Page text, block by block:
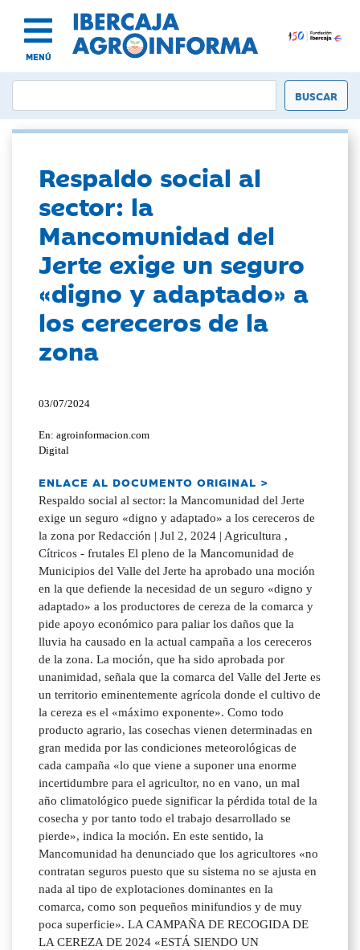
MENÚ
Respaldo social al
sector: la
Mancomunidad del
Jerte exige un seguro
«digno y adaptado» a
los cereceros de la
zona
03/07/2024
En: agroinformacion.com
Digital
ENLACE AL DOCUMENTO ORIGINAL >
Respaldo social al sector: la Mancomunidad del Jerte
exige un seguro «digno y adaptado» a los cereceros de
la zona por Redacción | Jul 2, 2024 | Agricultura ,
Cítricos - frutales El pleno de la Mancomunidad de
Municipios del Valle del Jerte ha aprobado una moción
en la que defiende la necesidad de un seguro «digno y
adaptado» a los productores de cereza de la comarca y
pide apoyo económico para paliar los daños que la
lluvia ha causado en la actual campaña a los cereceros
de la zona. La moción, que ha sido aprobada por
unanimidad, señala que la comarca del Valle del Jerte es
un territorio eminentemente agrícola donde el cultivo de
la cereza es el «máximo exponente». Como todo
producto agrario, las cosechas vienen determinadas en
gran medida por las condiciones meteorológicas de
cada campaña «lo que viene a suponer una enorme
incertidumbre para el agricultor, no en vano, un mal
año climatológico puede significar la pérdida total de la
cosecha y por tanto todo el trabajo desarrollado se
pierde», indica la moción. En este sentido, la
Mancomunidad ha denunciado que los agricultores «no
contratan seguros puesto que su sistema no se ajusta en
nada al tipo de explotaciones dominantes en la
comarca, como son pequeños minifundios y de muy
poca superficie». LA CAMPAÑA DE RECOGIDA DE
LA CEREZA DE 2024 «ESTÁ SIENDO UN